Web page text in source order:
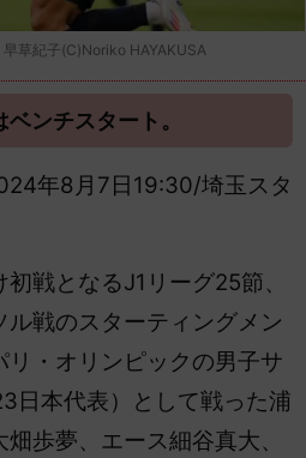
草紀子(C)Noriko HAYAKUSA
ンチスタート。
年8月7日19:30/埼玉スタ
戦となるJ1リーグ25節、
ル戦のスターティングメン
・オリンピックの男子サ
日本代表）として戦った浦
歩夢、エース細谷真大、